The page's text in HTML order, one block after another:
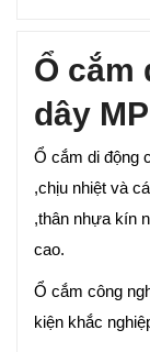
Ổ cắm
dây
Ổ cắm di động
,chịu nhiệt và
,thân nhựa kín
cao.
Ổ cắm công
kiện khắc